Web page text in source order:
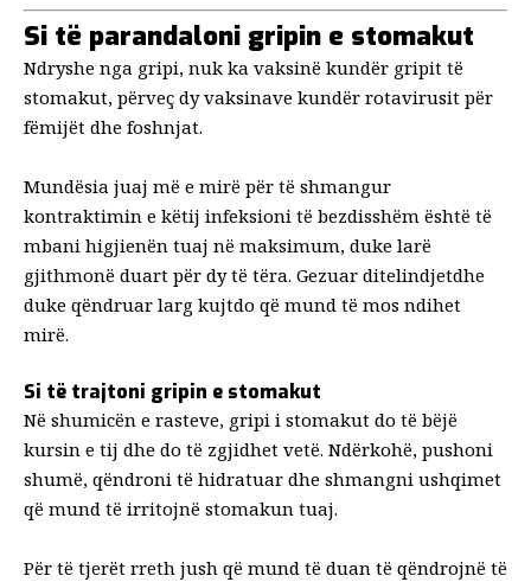
Si të parandaloni gripin e stomakut
Ndryshe nga gripi, nuk ka vaksinë kundër gripit të
stomakut, përveç dy vaksinave kundër rotavirusit për
fëmijët dhe foshnjat.
Mundësia juaj më e mirë për të shmangur
kontraktimin e këtij infeksioni të bezdisshëm është të
mbani higjienën tuaj në maksimum, duke larë
gjithmonë duart për dy të tëra. Gezuar ditelindjetdhe
duke qëndruar larg kujtdo që mund të mos ndihet
mirë.
Si të trajtoni gripin e stomakut
Në shumicën e rasteve, gripi i stomakut do të bëjë
kursin e tij dhe do të zgjidhet vetë. Ndërkohë, pushoni
shumë, qëndroni të hidratuar dhe shmangni ushqimet
që mund të irritojnë stomakun tuaj.
Për të tjerët rreth jush që mund të duan të qëndrojnë të